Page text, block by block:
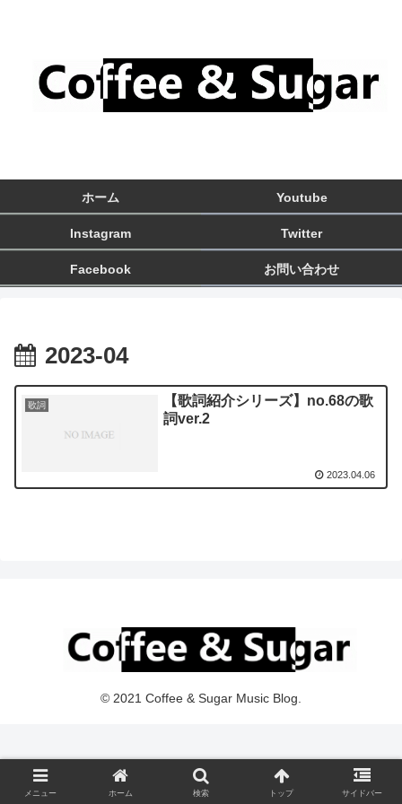
ホーム Youtube
Instagram Twitter
Facebook お問い合わせ
2023-04
歌詞
【歌詞紹介シリーズ】no.68の歌
詞ver.2
2023.04.06
© 2021 Coffee & Sugar Music Blog.
メニュー ホーム 検索 トップ サイドバー